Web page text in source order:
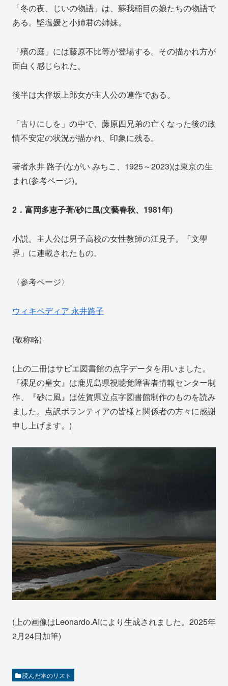
「冬の夜、じいの物語」は、蘇我稲目の娘たちの物語で
ある。堅塩媛と小姉君の姉妹。
「殯の庭」には藤原不比等が登場する。その描かれ方が
面白く感じられた。
後半は大伴坂上郎女が主人公の連作である。
「古りにしを」の中で、藤原四兄弟の亡くなった後の政
情不安定の状況が描かれ、印象に残る。
著者永井 路子(ながい みちこ、1925～2023)は東京の生
まれ(参考ページ)。
2．富岡多恵子著/砂に風(文藝春秋、1981年)
小説。主人公は男子高校の女性教師の江見子。「文學
界」に連載されたもの。
〈参考ページ〉
ウィキペディア 永井路子
(敬称略)
(上の二冊はサピエ図書館の点字データを用いました。
『裸足の皇女』は鹿児島県視聴覚障害者情報センター制
作、『砂に風』は佐賀県立点字図書館制作のものを読み
ました。点訳ボランティアの皆様と関係者の方々に感謝
申し上げます。)
(上の画像はLeonardo.AIにより生成されました。2025年
2月24日加筆)
読んだ本のリスト